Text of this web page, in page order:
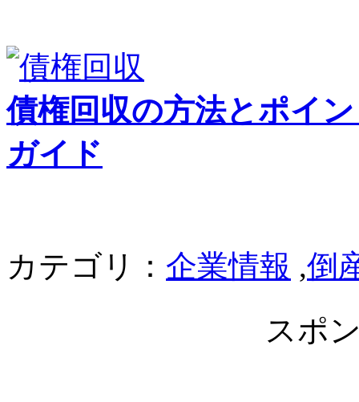
債権回収の方法とポイ
ガイド
カテゴリ： 企業情報 ,倒
スポ